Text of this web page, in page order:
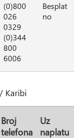
(0)800
026
0329
(0)344
800
6006
Besplat
no
Karibi
Broj
telefona
Uz
naplatu